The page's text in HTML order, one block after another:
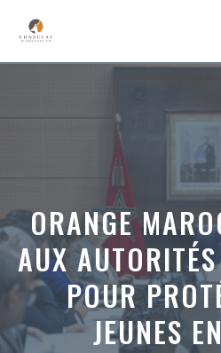
contenu
ORANGE
AUX
POUR
JEUNES